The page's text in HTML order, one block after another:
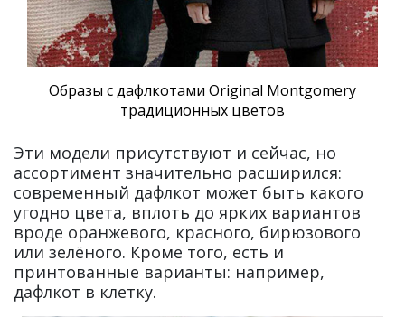
Образы с дафлкотами Original Montgomery
традиционных цветов
Эти модели присутствуют и сейчас, но
ассортимент значительно расширился:
современный дафлкот может быть какого
угодно цвета, вплоть до ярких вариантов
вроде оранжевого, красного, бирюзового
или зелёного. Кроме того, есть и
принтованные варианты: например,
дафлкот в клетку.